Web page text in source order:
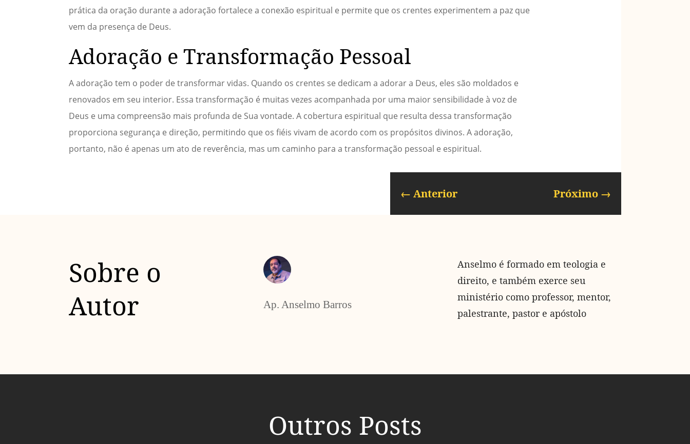
prática da oração durante a adoração fortalece a conexão espiritual e permite que os crentes experimentem a paz que
vem da presença de Deus.
Adoração e Transformação Pessoal
A adoração tem o poder de transformar vidas. Quando os crentes se dedicam a adorar a Deus, eles são moldados e
renovados em seu interior. Essa transformação é muitas vezes acompanhada por uma maior sensibilidade à voz de
Deus e uma compreensão mais profunda de Sua vontade. A cobertura espiritual que resulta dessa transformação
proporciona segurança e direção, permitindo que os fiéis vivam de acordo com os propósitos divinos. A adoração,
portanto, não é apenas um ato de reverência, mas um caminho para a transformação pessoal e espiritual.
← Anterior Próximo→
Sobre o
Autor
Ap. Anselmo Barros
Anselmo é formado em teologia e
direito, e também exerce seu
ministério como professor, mentor,
palestrante, pastor e apóstolo
Outros Posts